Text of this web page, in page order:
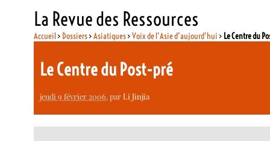
La Revue des Ressources
Accueil> Dossiers>Asiatiques>Voix de l’Asie d’aujourd’hui > Le Centre du
Le Centre du Post-pré
jeudi 9 février 2006, parLi Jinjia